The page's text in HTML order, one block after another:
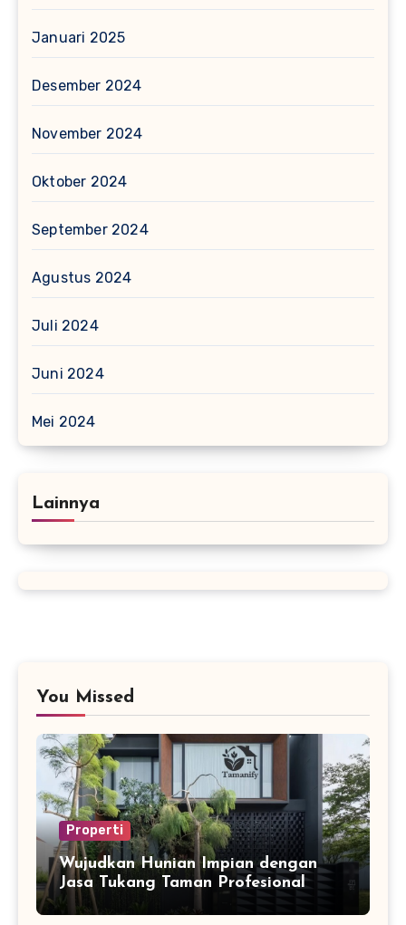
Januari 2025
Desember 2024
November 2024
Oktober 2024
September 2024
Agustus 2024
Juli 2024
Juni 2024
Mei 2024
Lainnya
You Missed
Properti
Wujudkan Hunian Impian dengan
Jasa Tukang Taman Profesional